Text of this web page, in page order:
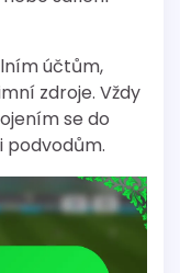
účtům,
zdroje. Vždy
se do
podvodům.